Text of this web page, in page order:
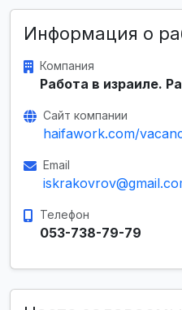
Информация о
Компания
Работа в израиле.
Сайт компании
haifawork.com/
Email
Телефон
053-738-79-79